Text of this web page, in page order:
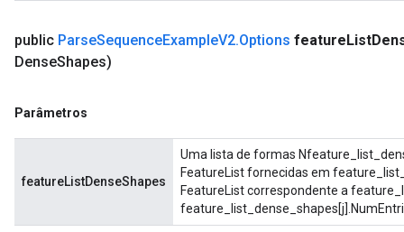
public ParseSequenceExampleV2.Options featureList
DenseShapes)
Parâmetros
featureListDenseShapes
Uma lista de formas
FeatureList fornecidas em
FeatureList correspondente a